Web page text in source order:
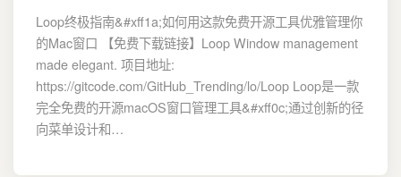
Loop终极指南&#xff1a;如何用这款免费开源工具优雅管理你
的Mac窗口 【免费下载链接】Loop Window management
made elegant. 项目地址:
https://gitcode.com/GitHub_Trending/lo/Loop Loop是一款
完全免费的开源macOS窗口管理工具&#xff0c;通过创新的径
向菜单设计和…